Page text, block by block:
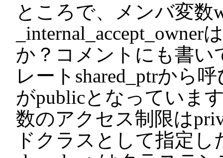
ところで、メンバ変数
か？コメントにも書
レートshared_ptrから
がpublicとなっていま
数のアクセス制限は
ドクラスとして指定